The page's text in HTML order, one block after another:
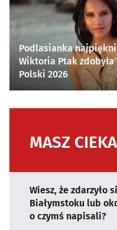
Podlasianka
Wiktoria Ptak
Polski 2026
MASZ
Wiesz, że zdarzyło
Białymstoku lub
o czymś napisali?